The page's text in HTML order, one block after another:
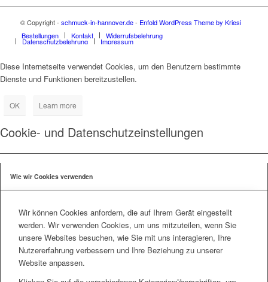
© Copyright - schmuck-in-hannover.de- Enfold WordPress Theme by Kriesi
Bestellungen
Kontakt Widerrufsbelehrung
Datenschutzbelehrung Impressum
Diese Internetseite verwendet Cookies, um den Benutzern bestimmte
Dienste und Funktionen bereitzustellen.
OK Learn more
Cookie- und Datenschutzeinstellungen
Wie wir Cookies verwenden
Wir können Cookies anfordern, die auf Ihrem Gerät eingestellt
werden. Wir verwenden Cookies, um uns mitzuteilen, wenn Sie
unsere Websites besuchen, wie Sie mit uns interagieren, Ihre
Nutzererfahrung verbessern und Ihre Beziehung zu unserer
Website anpassen.